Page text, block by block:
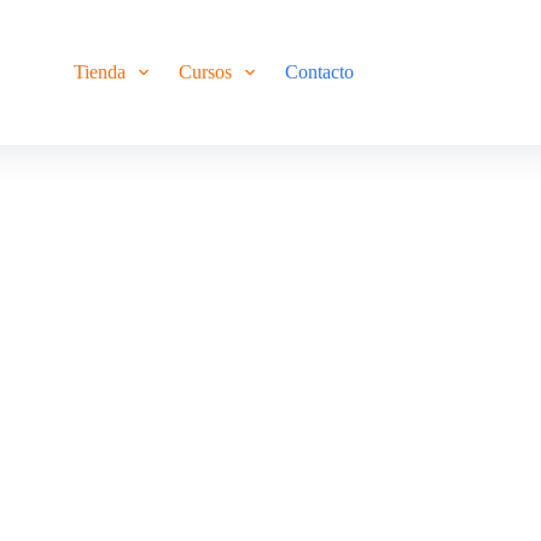
Tienda
Cursos Contacto